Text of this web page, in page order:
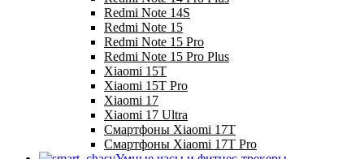
Redmi Note 14S
Redmi Note 15
Redmi Note 15 Pro
Redmi Note 15 Pro Plus
Xiaomi 15T
Xiaomi 15T Pro
Xiaomi 17
Xiaomi 17 Ultra
Смартфоны Xiaomi 17Т
Смартфоны Xiaomi 17Т Pro